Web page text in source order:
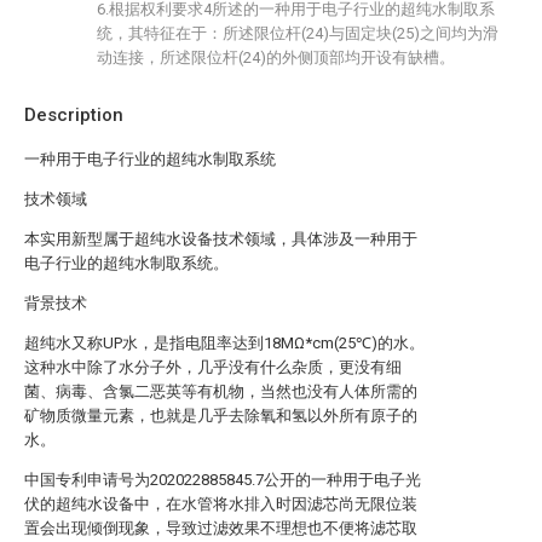
Description
一种用于电子行业的超纯水制取系统
技术领域
本实用新型属于超纯水设备技术领域，具体涉及一种用于
电子行业的超纯水制取系统。
背景技术
超纯水又称UP水，是指电阻率达到18MΩ*cm(25℃)的水。
这种水中除了水分子外，几乎没有什么杂质，更没有细
菌、病毒、含氯二恶英等有机物，当然也没有人体所需的
矿物质微量元素，也就是几乎去除氧和氢以外所有原子的
水。
中国专利申请号为202022885845.7公开的一种用于电子光
伏的超纯水设备中，在水管将水排入时因滤芯尚无限位装
置会出现倾倒现象，导致过滤效果不理想也不便将滤芯取
6.根据权利要求4所述的一种用于电子行业的超纯水制取系
统，其特征在于：所述限位杆(24)与固定块(25)之间均为滑
动连接，所述限位杆(24)的外侧顶部均开设有缺槽。